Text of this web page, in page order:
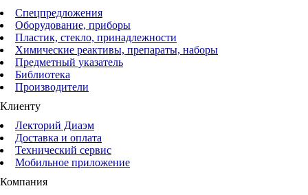
Спецпредложения
Оборудование, приборы
Пластик, стекло, принадлежности
Химические реактивы, препараты, наборы
Предметный указатель
Библиотека
Производители
Клиенту
Лекторий Диаэм
Доставка и оплата
Технический сервис
Мобильное приложение
Компания